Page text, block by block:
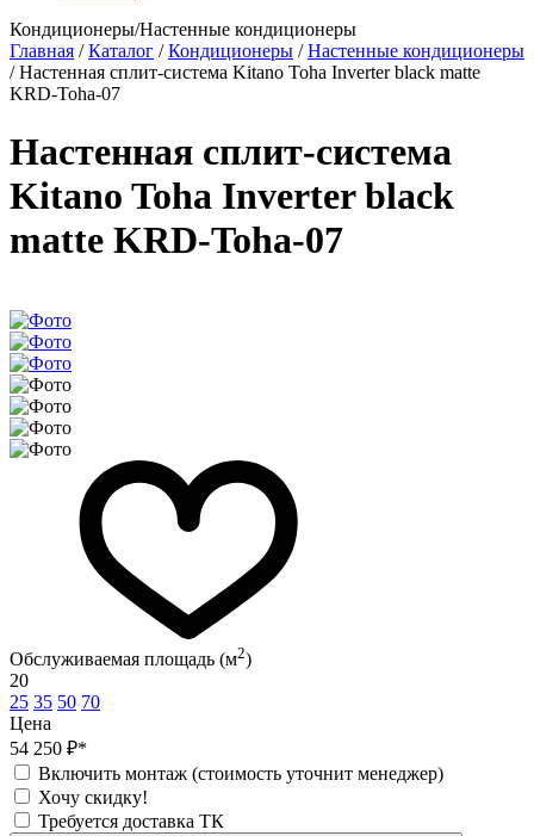
Кондиционеры/Настенные кондиционеры
Главная /Каталог /Кондиционеры /Настенные кондиционеры
/Настенная сплит-система Kitano Toha Inverter black matte
KRD-Toha-07
Настенная сплит-система
Kitano Toha Inverter black
matte KRD-Toha-07
Обслуживаемая площадь (м2)
20
25 35 50 70
Цена
54 250 ₽*
Включить монтаж (стоимость уточнит менеджер)
Хочу скидку!
Требуется доставка ТК